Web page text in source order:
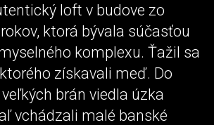
loft v budove zo
ktorá bývala súčasťou
komplexu. Ťažil sa
získavali meď. Do
brán viedla úzka
vchádzali malé banské